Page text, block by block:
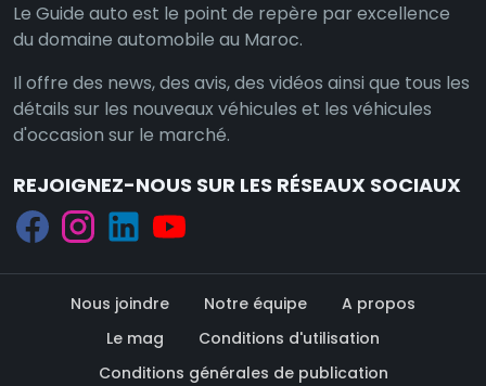
Le Guide auto est le point de repère par excellence
du domaine automobile au Maroc.
Il offre des news, des avis, des vidéos ainsi que tous les
détails sur les nouveaux véhicules et les véhicules
d'occasion sur le marché.
REJOIGNEZ-NOUS SUR LES RÉSEAUX SOCIAUX
Nous joindre Notre équipe
A propos
Le mag
Conditions d'utilisation
Conditions générales de publication